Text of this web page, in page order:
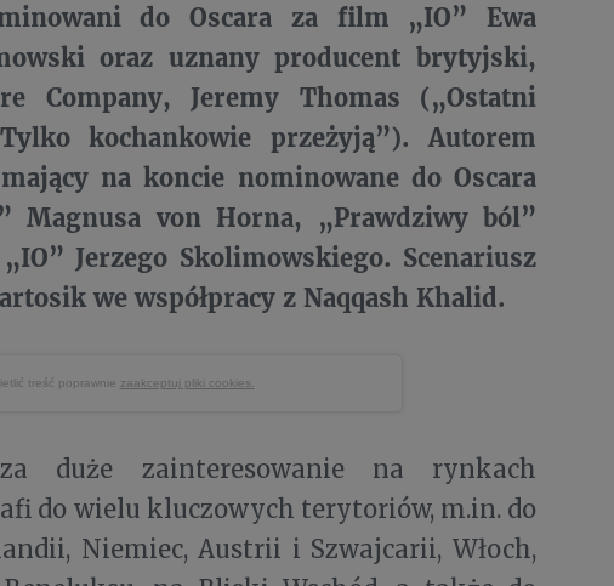
do Oscara za film „IO” Ewa
oraz uznany producent brytyjski,
Company, Jeremy Thomas („Ostatni
kochankowie przeżyją”). Autorem
na koncie nominowane do Oscara
Magnusa von Horna, „Prawdziwy ból”
Jerzego Skolimowskiego. Scenariusz
we współpracy z Naqqash Khalid.
treść poprawnie zaakceptuj pliki cookies.
duże zainteresowanie na rynkach
do wielu kluczowych terytoriów, m.in. do
Niemiec, Austrii i Szwajcarii, Włoch,